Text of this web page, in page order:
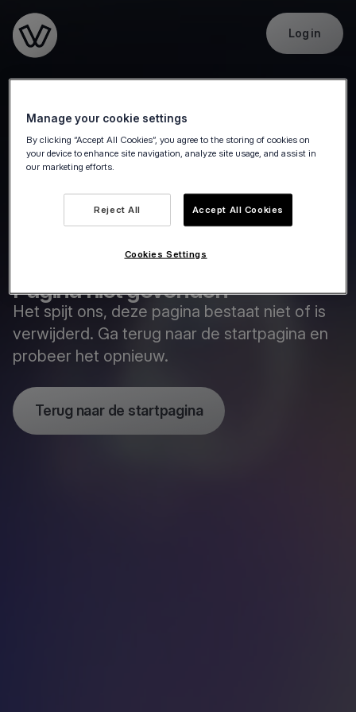
Log in
Pagina niet gevonden
Het spijt ons, deze pagina bestaat niet of is
verwijderd. Ga terug naar de startpagina en
probeer het opnieuw.
Terug naar de startpagina
Manage your cookie settings
By clicking “Accept All Cookies”, you agree to the storing of cookies on
your device to enhance site navigation, analyze site usage, and assist in
our marketing efforts.
Reject All Accept All Cookies
Cookies Settings